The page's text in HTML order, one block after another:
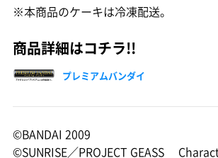
※本商品のケーキは冷凍配送。
商品詳細はコチラ!!
プレミアムバンダイ
©BANDAI 2009
©SUNRISE／PROJECT GEASS